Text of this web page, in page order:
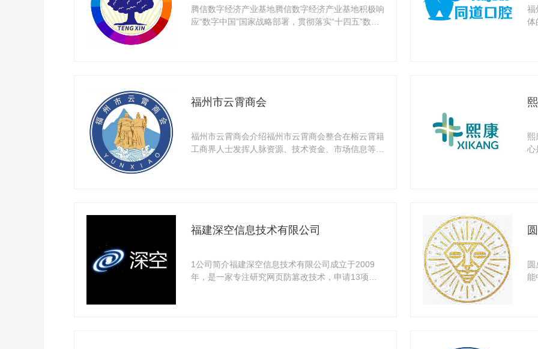
腾信数字经济产业基地腾信数字经济产业基地积极响
应“数字中国”国家战略部署，贯彻落实“十四五”数字
福
体
福州市云霄商会
福州市云霄商会介绍福州市云霄商会整合在榕云霄籍
工商界人士发挥人脉资源、技术资金、市场信息等优
熙
心
福建深空信息技术有限公司
1公司简介福建深空信息技术有限公司成立于2009
年，是一家专注研究网页防篡改技术，申请13项发
能